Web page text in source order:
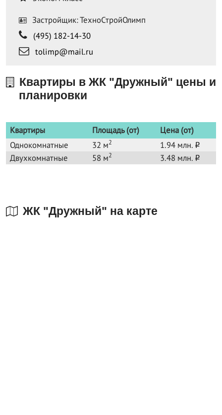
Застройщик: ТехноСтройОлимп
(495) 182-14-30
tolimp@mail.ru
Квартиры в ЖК "Дружный" цены и
планировки
Квартиры Площадь (от)
Цена (от)
Однокомнатные
32 м2 1.94 млн. o
Двухкомнатные 58 м2 3.48 млн. o
ЖК "Дружный" на карте